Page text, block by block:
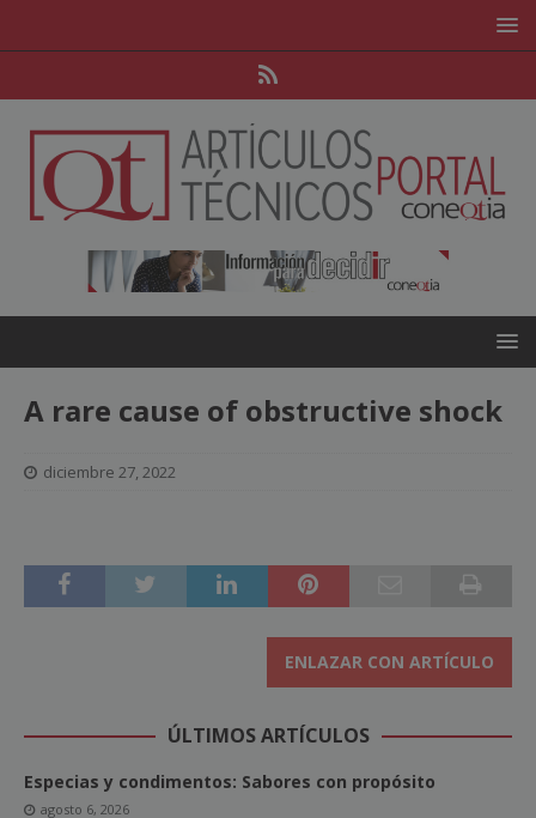
A rare cause of obstructive shock
diciembre 27, 2022
ENLAZAR CON ARTÍCULO
ÚLTIMOS ARTÍCULOS
Especias y condimentos: Sabores con propósito
agosto 6, 2026